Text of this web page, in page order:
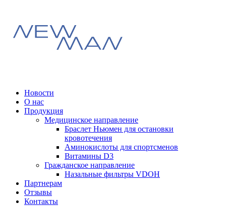
Новости
О нас
Продукция
Медицинское направление
Браслет Ньюмен для остановки
кровотечения
Аминокислоты для спортсменов
Витамины D3
Гражданское направление
Назальные фильтры VDOH
Партнерам
Отзывы
Контакты